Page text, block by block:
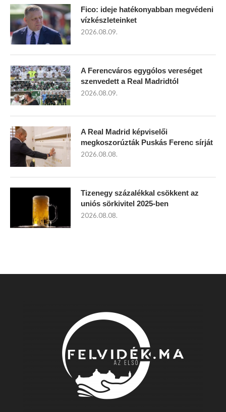
Fico: ideje hatékonyabban megvédeni
vízkészleteinket
2026.08.09.
A Ferencváros egygólos vereséget
szenvedett a Real Madridtól
2026.08.09.
A Real Madrid képviselői
megkoszorúzták Puskás Ferenc sírját
2026.08.08.
Tizenegy százalékkal csökkent az
uniós sörkivitel 2025-ben
2026.08.08.